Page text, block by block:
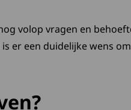
volop vragen en
er een duidelijke wens